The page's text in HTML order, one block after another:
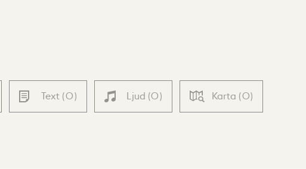
Text (0) Ljud (0) Karta (0)